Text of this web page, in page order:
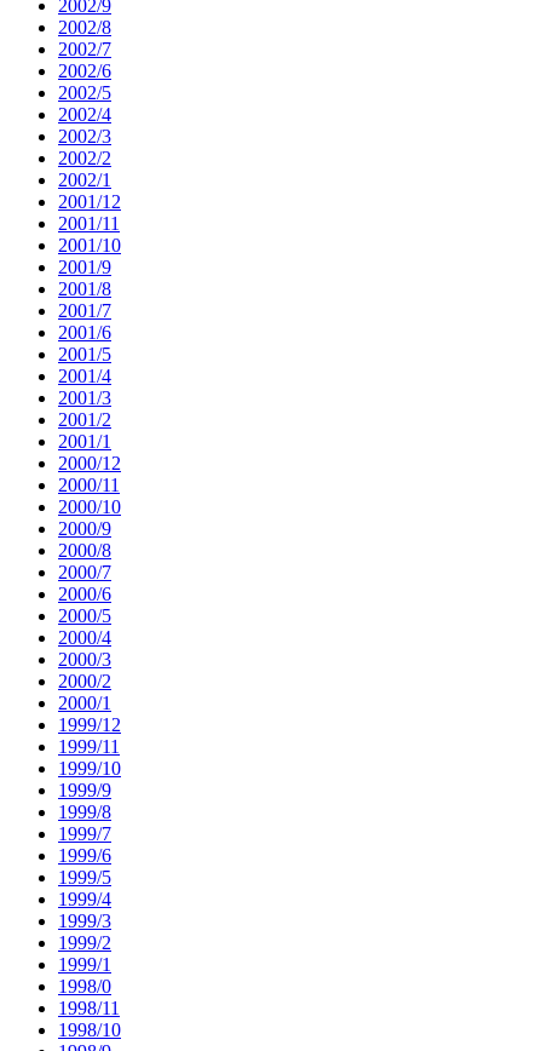
2002/9
2002/8
2002/7
2002/6
2002/5
2002/4
2002/3
2002/2
2002/1
2001/12
2001/11
2001/10
2001/9
2001/8
2001/7
2001/6
2001/5
2001/4
2001/3
2001/2
2001/1
2000/12
2000/11
2000/10
2000/9
2000/8
2000/7
2000/6
2000/5
2000/4
2000/3
2000/2
2000/1
1999/12
1999/11
1999/10
1999/9
1999/8
1999/7
1999/6
1999/5
1999/4
1999/3
1999/2
1999/1
1998/0
1998/11
1998/10